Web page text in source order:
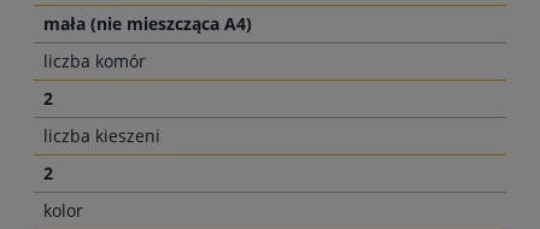
mała (nie mieszcząca A4)
liczba komór
2
liczba kieszeni
2
kolor